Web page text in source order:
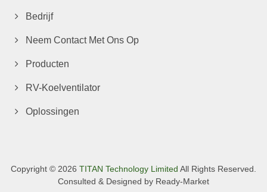
Bedrijf
Neem Contact Met Ons Op
Producten
RV-Koelventilator
Oplossingen
Copyright © 2026 TITAN Technology Limited All Rights Reserved.
Consulted & Designed by Ready-Market